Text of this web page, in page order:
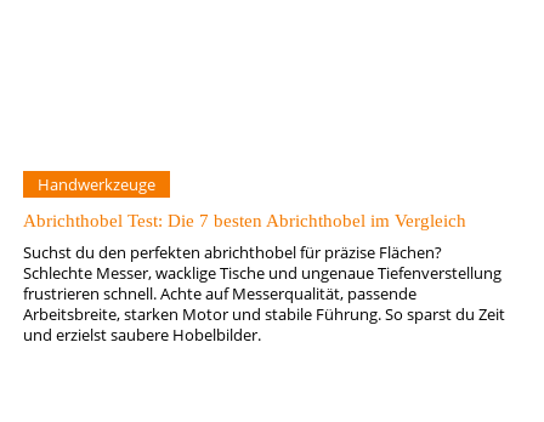
Handwerkzeuge
Abrichthobel Test: Die 7 besten Abrichthobel im Vergleich
Suchst du den perfekten abrichthobel für präzise Flächen?
Schlechte Messer, wacklige Tische und ungenaue Tiefenverstellung
frustrieren schnell. Achte auf Messerqualität, passende
Arbeitsbreite, starken Motor und stabile Führung. So sparst du Zeit
und erzielst saubere Hobelbilder.